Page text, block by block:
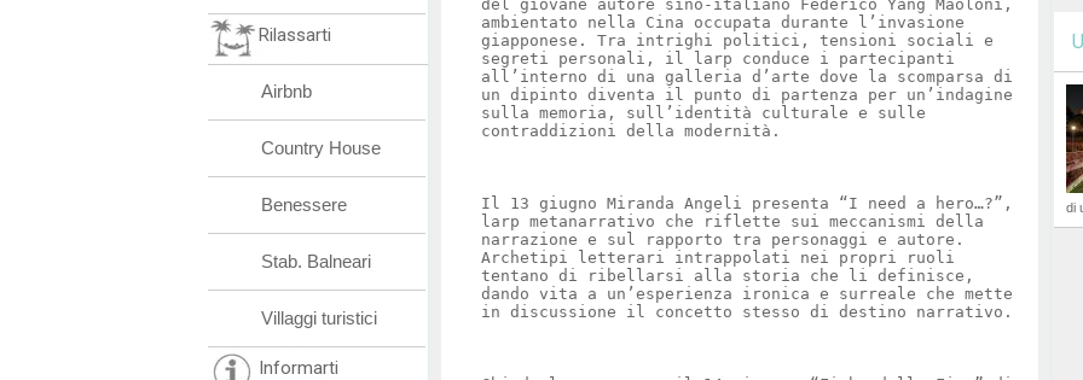
del giovane autore sino-italiano Federico Yang Maoloni,
ambientato nella Cina occupata durante l’invasione
giapponese. Tra intrighi politici, tensioni sociali e
segreti personali, il larp conduce i partecipanti
all’interno di una galleria d’arte dove la scomparsa di
un dipinto diventa il punto di partenza per un’indagine
sulla memoria, sull’identità culturale e sulle
contraddizioni della modernità.
Il 13 giugno Miranda Angeli presenta “I need a hero…?”,
larp metanarrativo che riflette sui meccanismi della
narrazione e sul rapporto tra personaggi e autore.
Archetipi letterari intrappolati nei propri ruoli
tentano di ribellarsi alla storia che li definisce,
dando vita a un’esperienza ironica e surreale che mette
in discussione il concetto stesso di destino narrativo.
Rilassarti
Airbnb
Country House
Benessere
Stab. Balneari
Villaggi turistici
Informarti
di